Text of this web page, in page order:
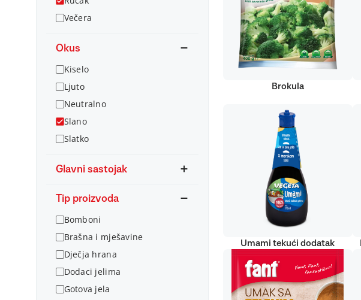
Večera
Okus
Kiselo
Ljuto
Neutralno
Slano
Slatko
Glavni sastojak
Tip proizvoda
Bomboni
Brašna i mješavine
Dječja hrana
Dodaci jelima
Gotova jela
Brokula
Umami tekući dodatak